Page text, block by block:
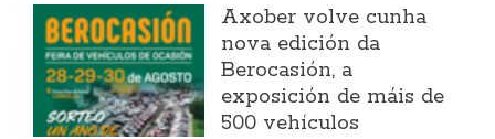
Axober volve cunha
nova edición da
Berocasión, a
exposición de máis de
500 vehículos